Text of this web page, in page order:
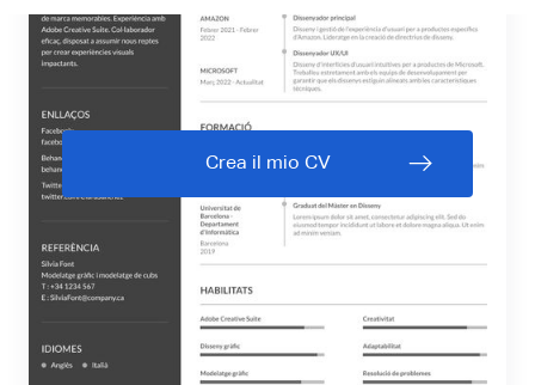
Crea il mio CV